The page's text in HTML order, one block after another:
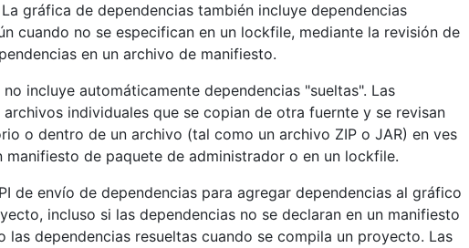
gráfica de dependencias también incluye dependencias
cuando no se especifican en un lockfile, mediante la revisión de
en un archivo de manifiesto.
incluye automáticamente dependencias "sueltas". Las
individuales que se copian de otra fuernte y se revisan
o dentro de un archivo (tal como un archivo ZIP o JAR) en ves
manifiesto de paquete de administrador o en un lockfile.
de envío de dependencias para agregar dependencias al gráfico
incluso si las dependencias no se declaran en un manifiesto
las dependencias resueltas cuando se compila un proyecto. Las